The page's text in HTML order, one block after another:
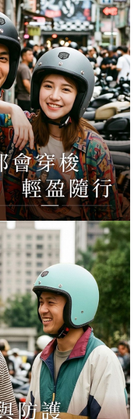
資訊註冊。若發現惡意使用之情形，
戶之使用額度並採取法律行動。